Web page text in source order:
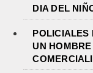
DIA DEL
POLICIALES
UN